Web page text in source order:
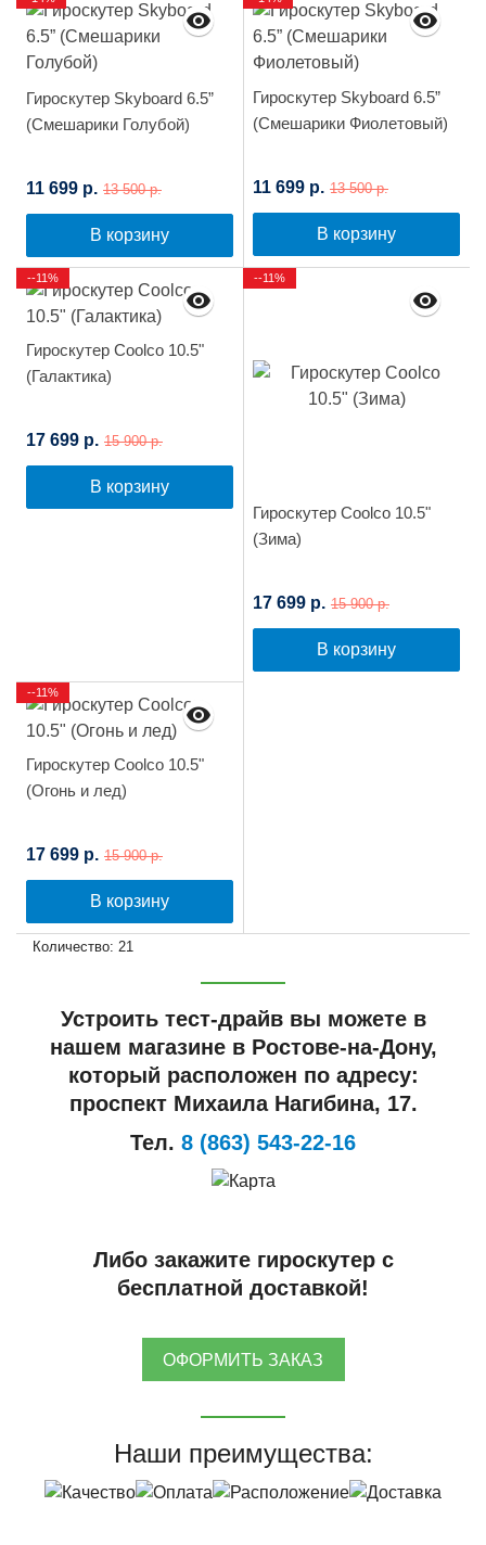
Гироскутер Skyboard 6.5”
(Смешарики Голубой)
11 699 р. 13 500 р.
В корзину
Гироскутер Skyboard 6.5”
(Смешарики Фиолетовый)
11 699 р. 13 500 р.
В корзину
Гироскутер Сoolco 10.5"
(Галактика)
17 699 р. 15 900 р.
В корзину
--11%
Гироскутер Сoolco 10.5"
(Зима)
17 699 р. 15 900 р.
В корзину
--11%
Гироскутер Сoolco 10.5"
(Огонь и лед)
17 699 р. 15 900 р.
В корзину
--11%
Количество: 21
Устроить тест-драйв вы можете в
нашем магазине в Ростове-на-Дону,
который расположен по адресу:
проспект Михаила Нагибина, 17.
Тел. 8 (863) 543-22-16
Либо закажите гироскутер с
бесплатной доставкой!
ОФОРМИТЬ ЗАКАЗ
Наши преимущества: